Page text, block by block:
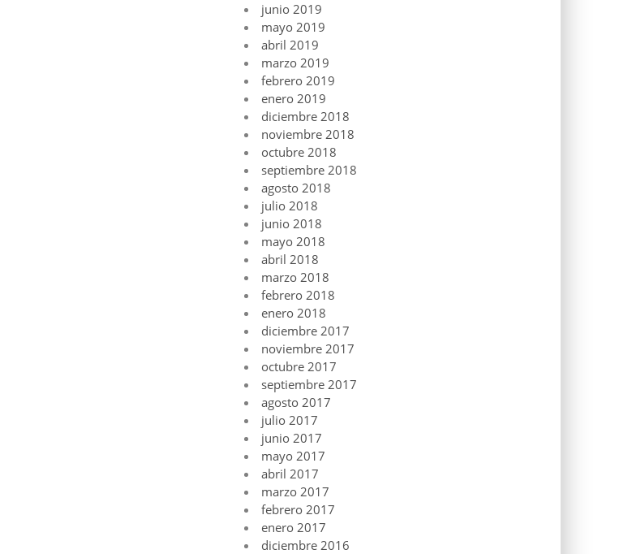
junio 2019
mayo 2019
abril 2019
marzo 2019
febrero 2019
enero 2019
diciembre 2018
noviembre 2018
octubre 2018
septiembre 2018
agosto 2018
julio 2018
junio 2018
mayo 2018
abril 2018
marzo 2018
febrero 2018
enero 2018
diciembre 2017
noviembre 2017
octubre 2017
septiembre 2017
agosto 2017
julio 2017
junio 2017
mayo 2017
abril 2017
marzo 2017
febrero 2017
enero 2017
diciembre 2016